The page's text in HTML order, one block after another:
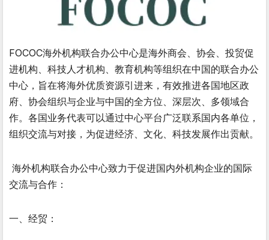
FOCOC海外机构联合办公中心是海外商会、协会、投贸促
进机构、科技人才机构、教育机构等组织在中国的联合办公
中心，旨在将海外优质资源引进来，有效推进各国地区政
府、协会组织与企业与中国的全方位、深层次、多领域合
作。各国业务代表可以通过中心平台广泛联系国内各单位，
组织交流与对接，为促进经济、文化、科技发展作出贡献。
海外机构联合办公中心致力于促进国内外机构企业的国际
交流与合作：
一、经贸：